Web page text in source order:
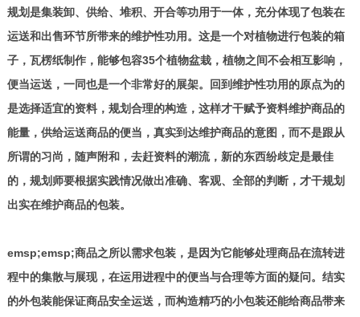
规划是集装卸、供给、堆积、开合等功用于一体，充分体现了包装在
运送和出售环节所带来的维护性功用。这是一个对植物进行包装的箱
子，瓦楞纸制作，能够包容35个植物盆栽，植物之间不会相互影响，
便当运送，一同也是一个非常好的展架。回到维护性功用的原点为的
是选择适宜的资料，规划合理的构造，这样才干赋予资料维护商品的
能量，供给运送商品的便当，真实到达维护商品的意图，而不是跟从
所谓的习尚，随声附和，去赶资料的潮流，新的东西纷歧定是最佳
的，规划师要根据实践情况做出准确、客观、全部的判断，才干规划
出实在维护商品的包装。
emsp;emsp;商品之所以需求包装，是因为它能够处理商品在流转进
程中的集散与展现，在运用进程中的便当与合理等方面的疑问。结实
的外包装能保证商品安全运送，而构造精巧的小包装还能给商品带来